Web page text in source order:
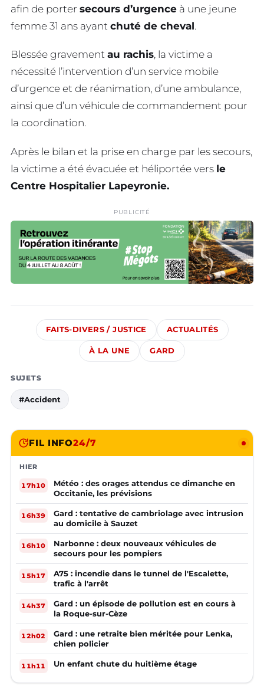
afin de porter secours d’urgence à une jeune
femme 31 ans ayant chuté de cheval.
Blessée gravement au rachis, la victime a
nécessité l’intervention d’un service mobile
d’urgence et de réanimation, d’une ambulance,
ainsi que d’un véhicule de commandement pour
la coordination.
Après le bilan et la prise en charge par les secours,
la victime a été évacuée et héliportée vers le
Centre Hospitalier Lapeyronie.
PUBLICITÉ
FAITS-DIVERS / JUSTICE ACTUALITÉS
À LA UNE GARD
SUJETS
#Accident
FIL INFO24/7
HIER
17h10
Météo : des orages attendus ce dimanche en
Occitanie, les prévisions
16h39
Gard : tentative de cambriolage avec intrusion
au domicile à Sauzet
16h10
Narbonne : deux nouveaux véhicules de
secours pour les pompiers
15h17
A75 : incendie dans le tunnel de l'Escalette,
trafic à l'arrêt
14h37
Gard : un épisode de pollution est en cours à
la Roque-sur-Cèze
12h02
Gard : une retraite bien méritée pour Lenka,
chien policier
11h11 Un enfant chute du huitième étage